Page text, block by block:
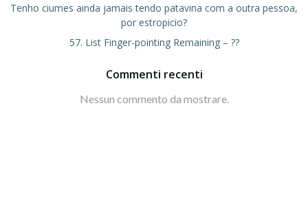
Tenho ciumes ainda jamais tendo patavina com a outra pessoa,
por estropicio?
57. List Finger-pointing Remaining – ??
Commenti recenti
Nessun commento da mostrare.